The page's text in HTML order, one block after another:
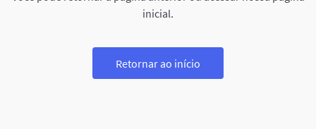
inicial.
Retornar ao início